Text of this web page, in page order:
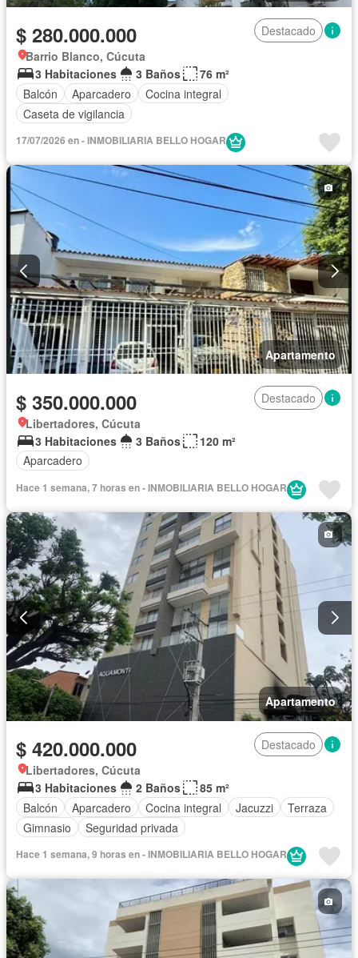
$ 280.000.000
Destacado
Barrio Blanco, Cúcuta
3 Habitaciones
3 Baños
76 m²
Balcón
Aparcadero
Cocina integral
Caseta de vigilancia
17/07/2026 en - INMOBILIARIA BELLO HOGAR
Apartamento
$ 350.000.000
Destacado
Libertadores, Cúcuta
3 Habitaciones
3 Baños
120 m²
Aparcadero
Hace 1 semana, 7 horas en - INMOBILIARIA BELLO HOGAR
Apartamento
$ 420.000.000
Destacado
Libertadores, Cúcuta
3 Habitaciones
2 Baños
85 m²
Balcón
Aparcadero Cocina integral Jacuzzi
Terraza
Gimnasio
Seguridad privada
Hace 1 semana, 9 horas en - INMOBILIARIA BELLO HOGAR